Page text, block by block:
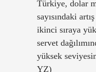
Türkiye, dolar
sayısındaki
ikinci sıraya
servet
yüksek
YZ)